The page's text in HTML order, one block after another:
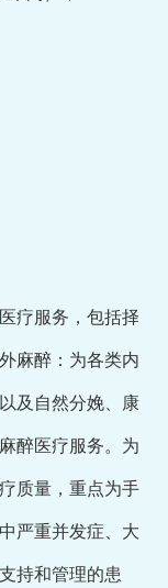
疗服务，包括择
麻醉：为各类内
及自然分娩、康
醉医疗服务。为
质量，重点为手
严重并发症、大
持和管理的患